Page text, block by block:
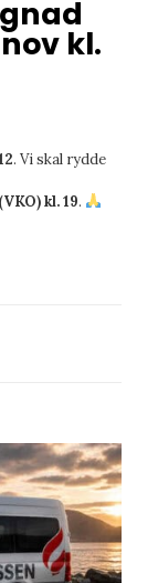
kl.
. Vi skal rydde
kl. 19.